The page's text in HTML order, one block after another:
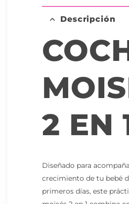
Descripción
2 EN
Diseñado para
crecimiento de tu bebé
primeros días, este